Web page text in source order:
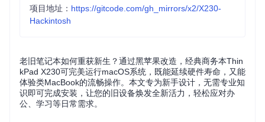
项目地址： https://gitcode.com/gh_mirrors/x2/X230-
Hackintosh
老旧笔记本如何重获新生？通过黑苹果改造，经典商务本Thin
kPad X230可完美运行macOS系统，既能延续硬件寿命，又能
体验类MacBook的流畅操作。本文专为新手设计，无需专业知
识即可完成安装，让您的旧设备焕发全新活力，轻松应对办
公、学习等日常需求。